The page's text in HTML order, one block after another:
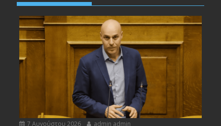
7 Αυγούστου 2026 admin admin